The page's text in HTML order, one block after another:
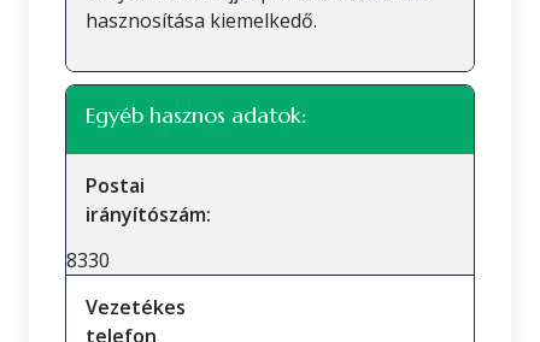
hasznosítása kiemelkedő.
Egyéb hasznos adatok:
Postai
irányítószám:
8330
Vezetékes
telefon